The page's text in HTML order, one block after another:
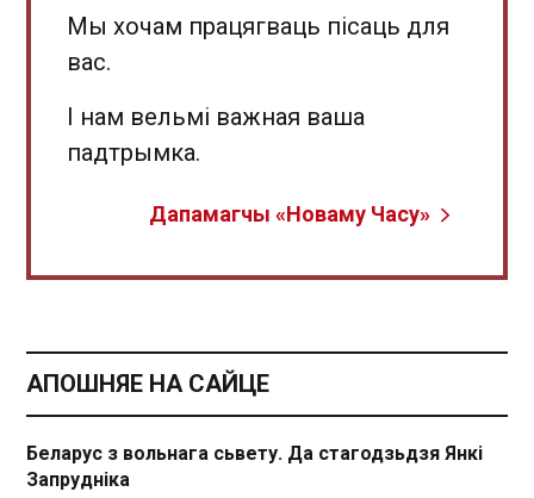
Мы хочам працягваць пісаць для
вас.
І нам вельмі важная ваша
падтрымка.
Дапамагчы «Новаму Часу»
АПОШНЯЕ НА САЙЦЕ
Беларус з вольнага сьвету. Да стагодзьдзя Янкі
Запрудніка